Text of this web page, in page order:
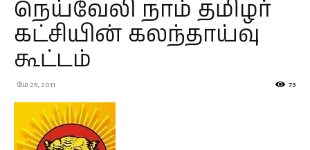
நெய்வேலி நாம் தமிழர்
கட்சியின் கலந்தாய்வு
கூட்டம்
மே 25, 2011 73